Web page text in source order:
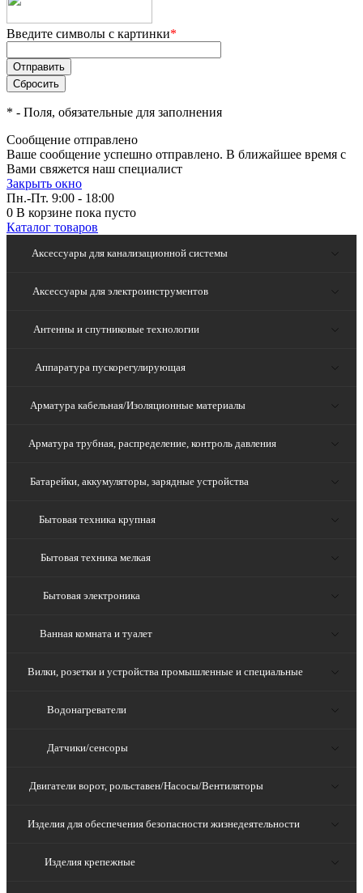
Введите символы с картинки*
* - Поля, обязательные для заполнения
Сообщение отправлено
Ваше сообщение успешно отправлено. В ближайшее время с
Вами свяжется наш специалист
Закрыть окно
Пн.-Пт. 9:00 - 18:00
0 В корзине пока пусто
Каталог товаров
Аксессуары для канализационной системы
Аксессуары для электроинструментов
Антенны и спутниковые технологии
Аппаратура пускорегулирующая
Арматура кабельная/Изоляционные материалы
Арматура трубная, распределение, контроль давления
Батарейки, аккумуляторы, зарядные устройства
Бытовая техника крупная
Бытовая техника мелкая
Бытовая электроника
Ванная комната и туалет
Вилки, розетки и устройства промышленные и специальные
Водонагреватели
Датчики/сенсоры
Двигатели ворот, рольставен/Насосы/Вентиляторы
Изделия для обеспечения безопасности жизнедеятельности
Изделия крепежные